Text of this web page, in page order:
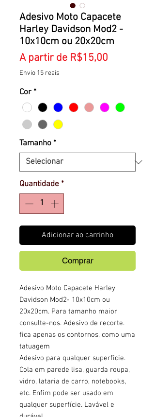
Adesivo Moto Capacete
Harley Davidson Mod2 -
10x10cm ou 20x20cm
A partir de R$15,00
Envio 15 reais
Cor *
Tamanho *
Quantidade *
Adicionar ao carrinho
Comprar
Adesivo Moto Capacete Harley
Davidson Mod2- 10x10cm ou
20x20cm. Para tamanho maior
consulte-nos. Adesivo de recorte.
fica apenas os contornos, como uma
tatuagem
Adesivo para qualquer superficie.
Cola em parede lisa, guarda roupa,
vidro, lataria de carro, notebooks,
etc. Enfim pode ser usado em
qualquer superfície. Lavável e